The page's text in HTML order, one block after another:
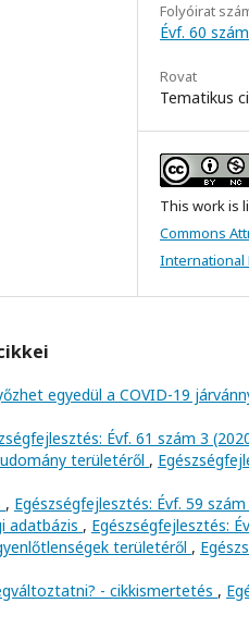
Folyóirat
Évf. 60
Rovat
Tematikus
This work is
Commons
International
egyedül a COVID-19
Évf. 61 szám 3
területéről ,
, Egészségfejlesztés: Évf. 59
adatbázis , Egészségfejlesztés:
területéről ,
- cikkismertetés ,